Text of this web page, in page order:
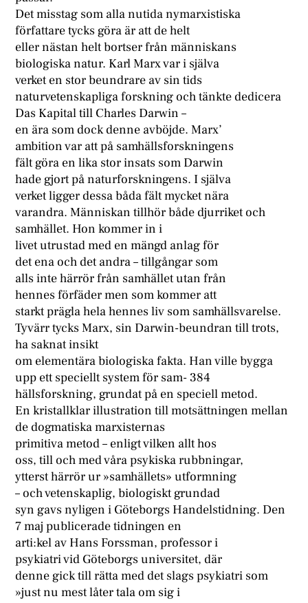
Det misstag som alla nutida nymarxistiska
författare tycks göra är att de helt
eller nästan helt bortser från människans
biologiska natur. Karl Marx var i själva
verket en stor beundrare av sin tids
naturvetenskapliga forskning och tänkte dedicera
Das Kapital till Charles Darwin –
en ära som dock denne avböjde. Marx’
ambition var att på samhällsforskningens
fält göra en lika stor insats som Darwin
hade gjort på naturforskningens. I själva
verket ligger dessa båda fält mycket nära
varandra. Människan tillhör både djurriket och
samhället. Hon kommer in i
livet utrustad med en mängd anlag för
det ena och det andra – tillgångar som
alls inte härrör från samhället utan från
hennes förfäder men som kommer att
starkt prägla hela hennes liv som samhällsvarelse.
Tyvärr tycks Marx, sin Darwin-beundran till trots,
ha saknat insikt
om elementära biologiska fakta. Han ville bygga
upp ett speciellt system för sam- 384
hällsforskning, grundat på en speciell metod.
En kristallklar illustration till motsättningen mellan
de dogmatiska marxisternas
primitiva metod – enligt vilken allt hos
oss, till och med våra psykiska rubbningar,
ytterst härrör ur »samhällets» utformning
– och vetenskaplig, biologiskt grundad
syn gavs nyligen i Göteborgs Handelstidning. Den
7 maj publicerade tidningen en
arti:kel av Hans Forssman, professor i
psykiatri vid Göteborgs universitet, där
denne gick till rätta med det slags psykiatri som
»just nu mest låter tala om sig i